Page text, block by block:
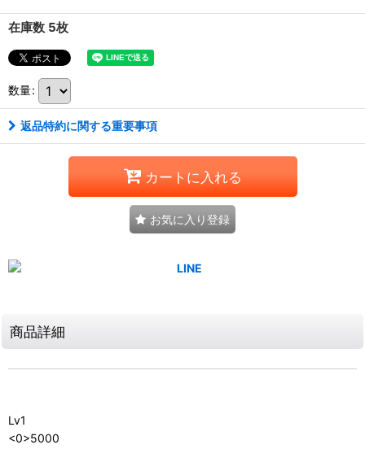
在庫数 5枚
数量:
返品特約に関する重要事項
カートに入れる
お気に入り登録
商品詳細
Lv1
<0>5000